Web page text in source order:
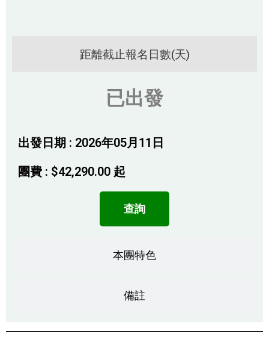
距離截止報名日數(天)
已出發
出發日期 : 2026年05月11日
團費 : $42,290.00 起
查詢
本團特色
備註